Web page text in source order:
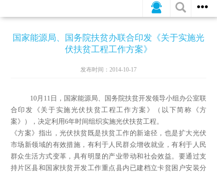
媒体报道
国家能源局、国务院扶贫办联合印发《关于实施光
伏扶贫工程工作方案》
发布时间：2014-10-17
10月11日，国家能源局、国务院扶贫开发领导小组办公室联
合印发《关于实施光伏扶贫工程工作方案》（以下简称《方
案》），决定利用6年时间组织实施光伏扶贫工程。
《方案》指出，光伏扶贫既是扶贫工作的新途径，也是扩大光伏
市场新领域的有效措施，有利于人民群众增收就业，有利于人民
群众生活方式变革，具有明显的产业带动和社会效益。要通过支
持片区县和国家扶贫开发工作重点县内已建档立卡贫困户安装分